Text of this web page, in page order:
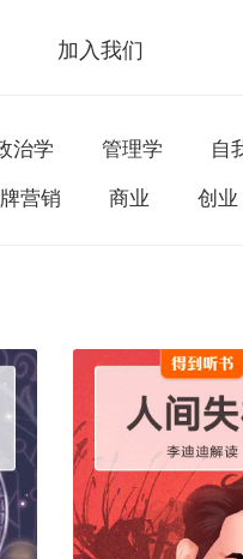
加入我们
治学 管理学 自
营销 商业 创业